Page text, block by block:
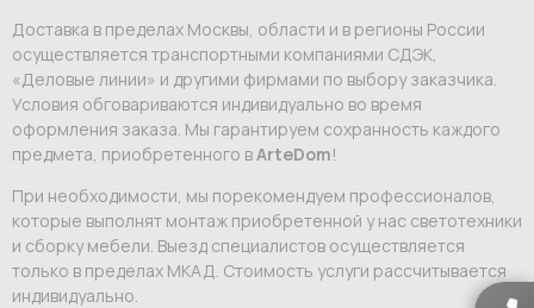
Доставка в пределах Москвы, области и в регионы России
осуществляется транспортными компаниями СДЭК,
«Деловые линии» и другими фирмами по выбору заказчика.
Условия обговариваются индивидуально во время
оформления заказа. Мы гарантируем сохранность каждого
предмета, приобретенного вArteDom!
При необходимости, мы порекомендуем профессионалов,
которые выполнят монтаж приобретенной у нас светотехники
и сборку мебели. Выезд специалистов осуществляется
только в пределах МКАД. Стоимость услуги рассчитывается
индивидуально.